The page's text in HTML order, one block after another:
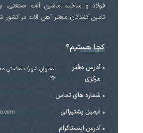
فولاد و ساخت ماشین آلات صنعتی،
تامین کنندگان معتبر آهن آلات در
کجا هستیم؟
آدرس دفتر
مرکزی
اصفهان شهرک صنعتی
۲۶
شماره های تماس
ایمیل پشتیبانی
آدرس اینستاگرام